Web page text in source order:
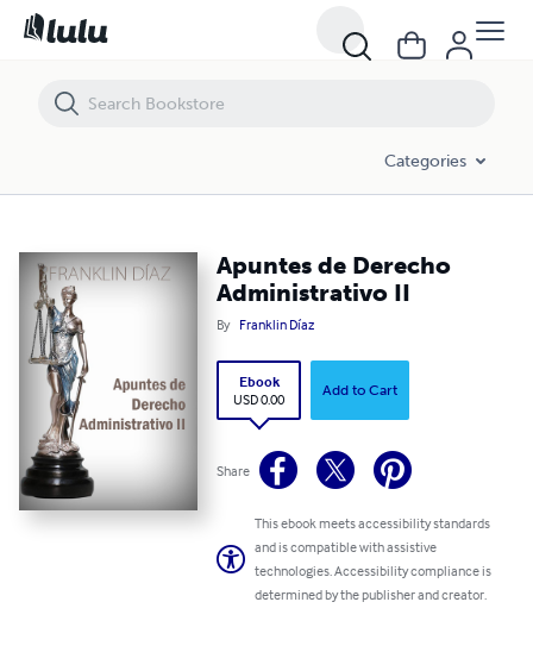
Categories
Apuntes de Derecho
Administrativo II
By Franklin Díaz
Ebook
USD 0.00
Add to Cart
Share
This ebook meets accessibility standards
and is compatible with assistive
technologies. Accessibility compliance is
determined by the publisher and creator.
Apuntes de Derecho Administrativo II